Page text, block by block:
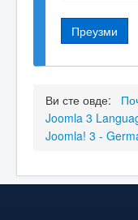
Преузми
Ви сте овде:
Joomla 3
Joomla! 3 -